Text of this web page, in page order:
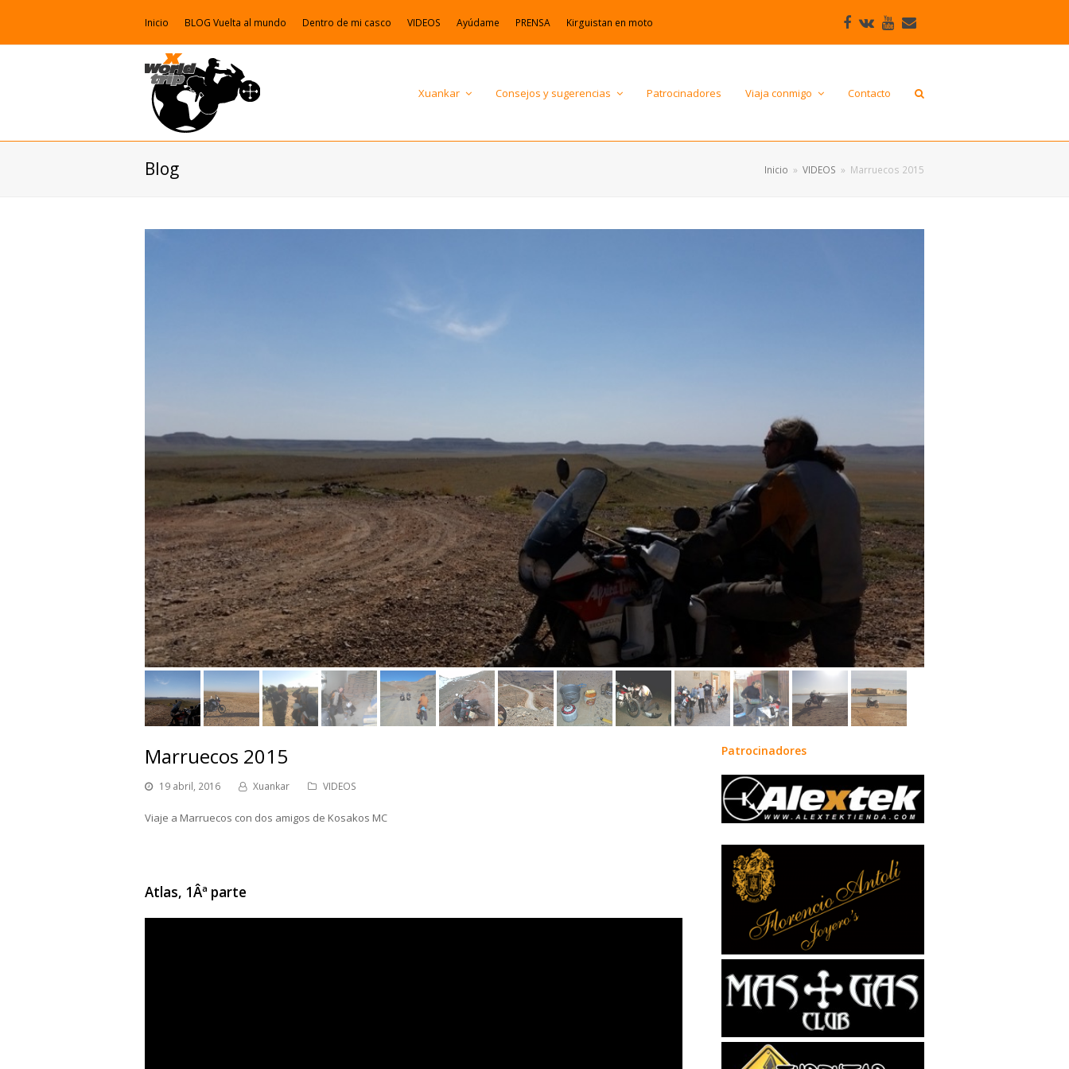
Inicio BLOG Vuelta al mundo Dentro de mi casco VIDEOS Ayúdame PRENSA Kirguistan en moto Facebook
VK Youtube
electrónico
Xuankar Consejos y sugerencias Patrocinadores Viaja conmigo Contacto
Blog Inicio » VIDEOS » Marruecos 2015
Marruecos 2015
19 abril, 2016 Xuankar VIDEOS
Viaje a Marruecos con dos amigos de Kosakos MC
Atlas, 1Âª parte
Patrocinadores